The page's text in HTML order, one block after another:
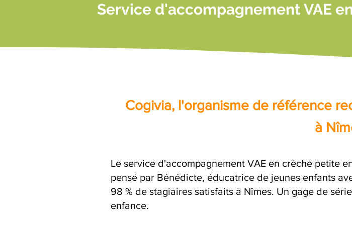
Service d'accompagnement VAE
Cogivia, l'organisme de référence
à
Le service d'accompagnement VAE en crèche petite
pensé par Bénédicte, éducatrice de jeunes enfants
98 % de stagiaires satisfaits à Nîmes. Un gage de
enfance.